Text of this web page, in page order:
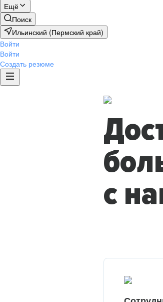
Ещё
Поиск
Ильинский (Пермский край)
Войти
Войти
Создать резюме
с